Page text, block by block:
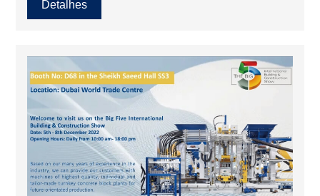
será acompanhada por uma grande exposição com todas
Detalhes